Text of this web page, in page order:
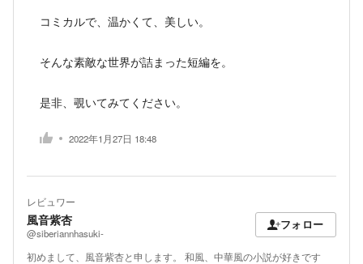
コミカルで、温かくて、美しい。
そんな素敵な世界が詰まった短編を。
是非、覗いてみてください。
2022年1月27日 18:48
レビュワー
風音紫杏
@siberiannhasuki-
フォロー
初めまして、風音紫杏と申します。 和風、中華風の小説が好きです